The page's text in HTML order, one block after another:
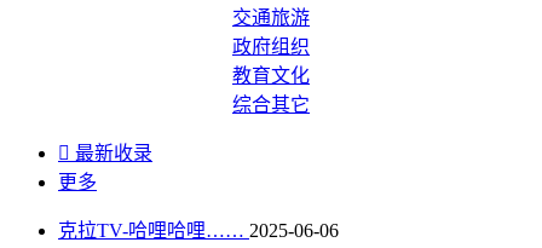
交通旅游
政府组织
教育文化
综合其它
 最新收录
更多
克拉TV-哈哩哈哩…… 2025-06-06